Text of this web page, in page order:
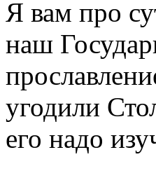
Я вам про
наш
угодили
его надо